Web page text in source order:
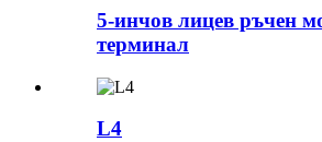
5-инчов лицев ръчен
терминал
L4